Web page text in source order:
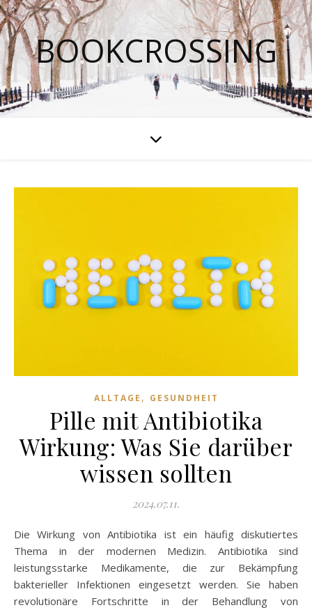
BOOKCROSSING
ALLTAGE , GESUNDHEIT
Pille mit Antibiotika
Wirkung: Was Sie darüber
wissen sollten
2024.07.11.
Die Wirkung von Antibiotika ist ein häufig diskutiertes
Thema in der modernen Medizin. Antibiotika sind
leistungsstarke Medikamente, die zur Bekämpfung
bakterieller Infektionen eingesetzt werden. Sie haben
revolutionäre Fortschritte in der Behandlung von